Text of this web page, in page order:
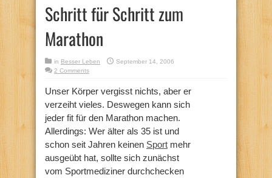
Schritt für Schritt zum
Marathon
in Besser Leben
September 14, 2006
2 Comments
Unser Körper vergisst nichts, aber er
verzeiht vieles. Deswegen kann sich
jeder fit für den Marathon machen.
Allerdings: Wer älter als 35 ist und
schon seit Jahren keinen Sport mehr
ausgeübt hat, sollte sich zunächst
vom Sportmediziner durchchecken